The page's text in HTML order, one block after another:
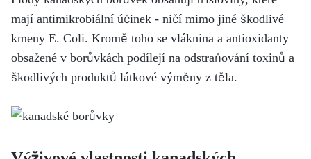
mají antimikrobiální účinek - ničí mimo jiné škodlivé
kmeny E. Coli. Kromě toho se vláknina a antioxidanty
obsažené v borůvkách podílejí na odstraňování toxinů a
škodlivých produktů látkové výměny z těla.